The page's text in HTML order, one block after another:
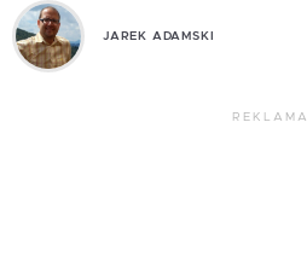
JAREK ADAMSKI
REKLAMA